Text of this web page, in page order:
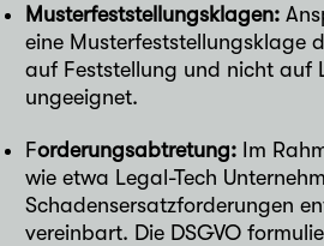
Musterfeststellungsklagen:
eine Musterfeststellungsklage
auf Feststellung und nicht auf
ungeeignet.
Forderungsabtretung: Im
wie etwa Legal-Tech
Schadensersatzforderungen
vereinbart. Die DSGVO